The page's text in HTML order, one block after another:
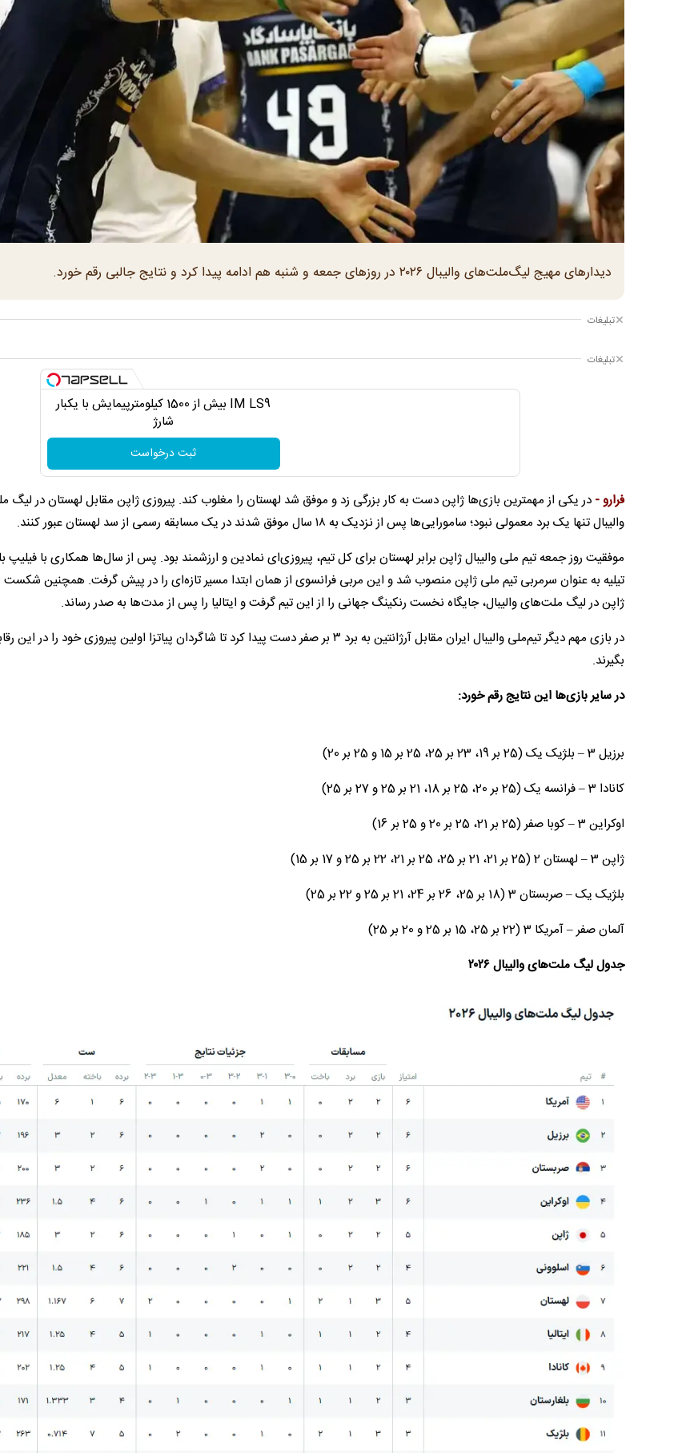
دیدارهای مهیج لیگ‌ملت‌های والیبال ۲۰۲۶ در روزهای جمعه و شنبه هم ادامه پیدا کرد و نتایج جالبی رقم خورد.
تبلیغات
تبلیغات
IM LS9 بیش از 1500 کیلومترپیمایش با یکبار
شارژ
ثبت درخواست
فرارو - در یکی از مهمترین بازی‌ها ژاپن دست به کار بزرگی زد و موفق شد لهستان را مغلوب کند. پیروزی ژاپن مقابل لهستان در لیگ
والیبال تنها یک برد معمولی نبود؛ سامورایی‌ها پس از نزدیک به ۱۸ سال موفق شدند در یک مسابقه رسمی از سد لهستان عبور کنند.
موفقیت روز جمعه تیم ملی والیبال ژاپن برابر لهستان برای کل تیم، پیروزی‌ای نمادین و ارزشمند بود. پس از سال‌ها همکاری با فیلیپ
تیلیه به عنوان سرمربی تیم ملی ژاپن منصوب شد و این مربی فرانسوی از همان ابتدا مسیر تازه‌ای را در پیش گرفت. همچنین شکست
ژاپن در لیگ ملت‌های والیبال، جایگاه نخست رنکینگ جهانی را از این تیم گرفت و ایتالیا را پس از مدت‌ها به صدر رساند.
در بازی مهم دیگر تیم‌ملی والیبال ایران مقابل آرژانتین به برد ۳ بر صفر دست پیدا کرد تا شاگردان پیاتزا اولین پیروزی خود
بگیرند.
در سایر بازی‌ها این نتایج رقم خورد:
برزیل 3 – بلژیک یک (25 بر 19، 23 بر 25، 25 بر 15 و 25 بر 20)
کانادا 3 – فرانسه یک (25 بر 20، 25 بر 18، 21 بر 25 و 27 بر 25)
اوکراین 3 – کوبا صفر (25 بر 21، 25 بر 20 و 25 بر 16)
ژاپن 3 – لهستان 2 (25 بر 21، 21 بر 25، 25 بر 21، 22 بر 25 و 17 بر 15)
بلژیک یک – صربستان 3 (18 بر 25، 26 بر 24، 21 بر 25 و 22 بر 25)
آلمان صفر – آمریکا 3 (22 بر 25، 15 بر 25 و 20 بر 25)
جدول لیگ ملت‌های والیبال ۲۰۲۶